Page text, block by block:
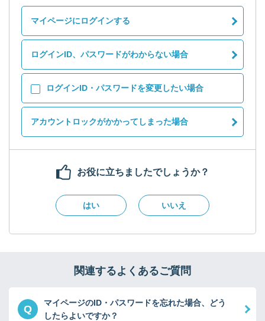
マイページにログインする
ログインID、パスワードがわからない場合
ログインID・パスワードを変更したい場合
アカウントロックがかかってしまった場合
お役に立ちましたでしょうか？
はい いいえ
関連するよくあるご質問
Q
マイページのID・パスワードを忘れた場合、どう
したらよいですか？